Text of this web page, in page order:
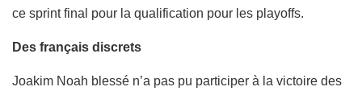
ce sprint final pour la qualification pour les playoffs.
Des français discrets
Joakim Noah blessé n’a pas pu participer à la victoire des